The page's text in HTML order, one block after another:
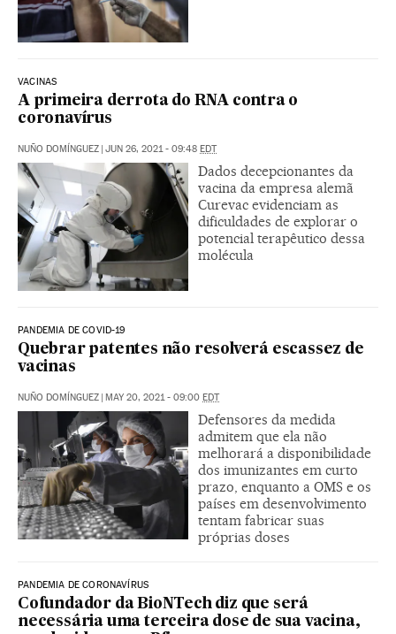
VACINAS
A primeira derrota do RNA contra o
coronavírus
NUÑO DOMÍNGUEZ JUN 26, 2021 - 09:48 EDT
Dados decepcionantes da
vacina da empresa alemã
Curevac evidenciam as
dificuldades de explorar o
potencial terapêutico dessa
molécula
PANDEMIA DE COVID-19
Quebrar patentes não resolverá escassez de
vacinas
NUÑO DOMÍNGUEZ MAY 20, 2021 - 09:00 EDT
Defensores da medida
admitem que ela não
melhorará a disponibilidade
dos imunizantes em curto
prazo, enquanto a OMS e os
países em desenvolvimento
tentam fabricar suas
próprias doses
PANDEMIA DE CORONAVÍRUS
Cofundador da BioNTech diz que será
necessária uma terceira dose de sua vacina,